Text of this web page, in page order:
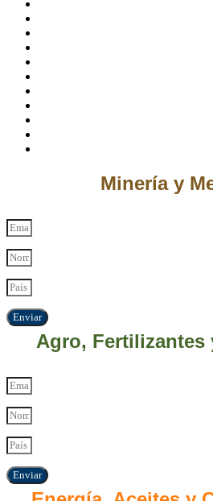
Minería y
Enviar
Agro, Fertilizantes
Enviar